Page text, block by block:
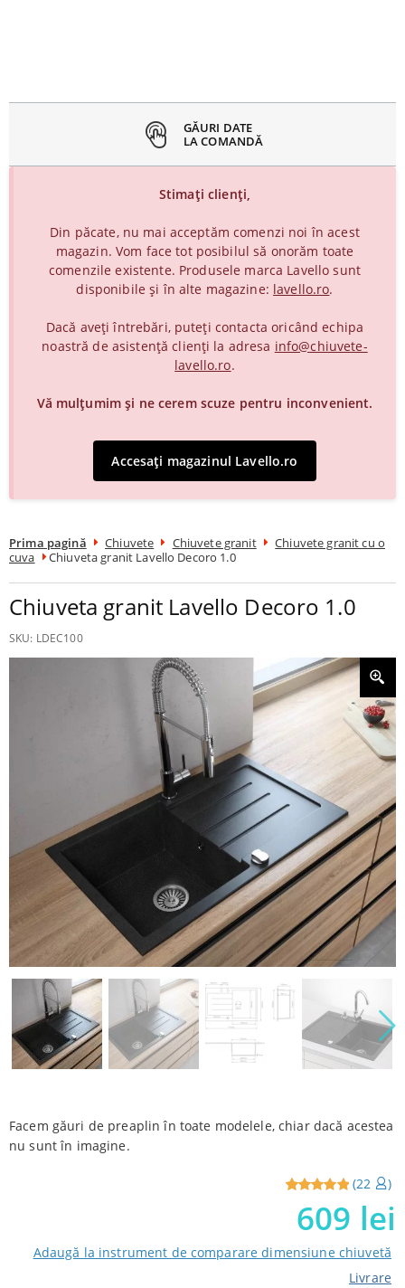
GĂURI DATE
LA COMANDĂ
Stimați clienți,
Din păcate, nu mai acceptăm comenzi noi în acest
magazin. Vom face tot posibilul să onorăm toate
comenzile existente. Produsele marca Lavello sunt
disponibile și în alte magazine: lavello.ro.
Dacă aveți întrebări, puteți contacta oricând echipa
noastră de asistență clienți la adresa info@chiuvete-
lavello.ro.
Vă mulțumim și ne cerem scuze pentru inconvenient.
Accesați magazinul Lavello.ro
Prima pagină Chiuvete Chiuvete granit
Chiuvete granit cu o
cuva
Chiuveta granit Lavello Decoro 1.0
Chiuveta granit Lavello Decoro 1.0
SKU: LDEC100
Facem găuri de preaplin în toate modelele, chiar dacă acestea
nu sunt în imagine.
Reviewed
out of
5 from
(22 )
609 lei
Adaugă la instrument de comparare dimensiune chiuvetă
Livrare